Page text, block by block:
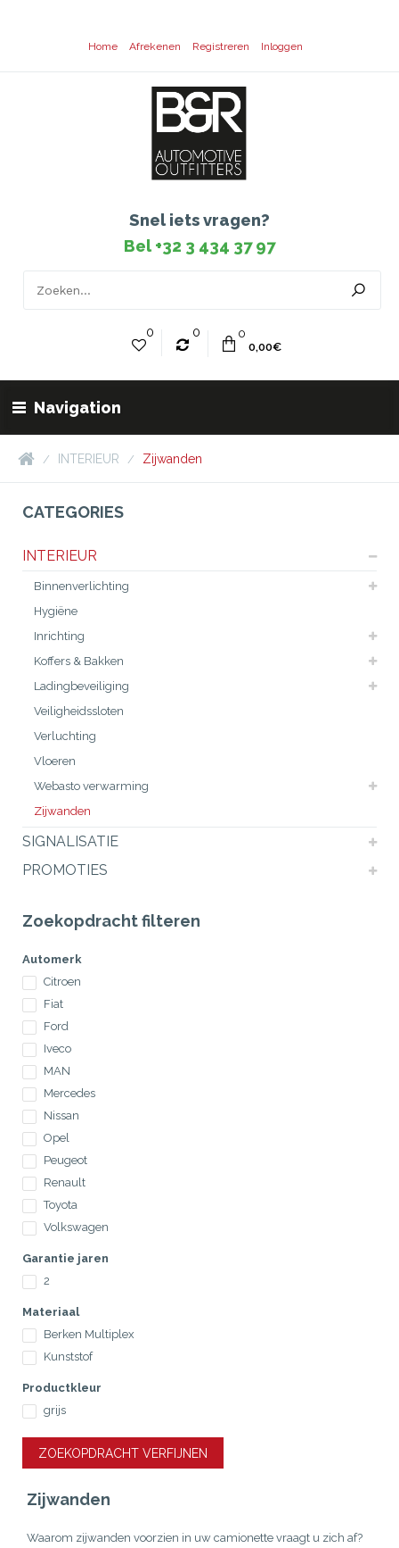
Home Afrekenen Registreren Inloggen
Snel iets vragen?
Bel +32 3 434 37 97
0 0
0
0,00€
Navigation
INTERIEUR Zijwanden
CATEGORIES
INTERIEUR
Binnenverlichting
Hygiëne
Inrichting
Koffers & Bakken
Ladingbeveiliging
Veiligheidssloten
Verluchting
Vloeren
Webasto verwarming
Zijwanden
SIGNALISATIE
PROMOTIES
Zoekopdracht filteren
Automerk
Citroen
Fiat
Ford
Iveco
MAN
Mercedes
Nissan
Opel
Peugeot
Renault
Toyota
Volkswagen
Garantie jaren
2
Materiaal
Berken Multiplex
Kunststof
Productkleur
grijs
ZOEKOPDRACHT VERFIJNEN
Zijwanden
Waarom zijwanden voorzien in uw camionette vraagt u zich af?